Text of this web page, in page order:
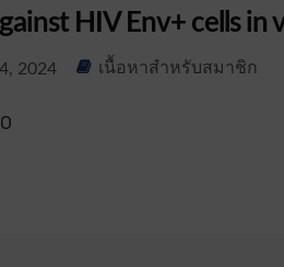
HIV Env+ cells in
2024 เนื้อหาสำหรับสมาชิก